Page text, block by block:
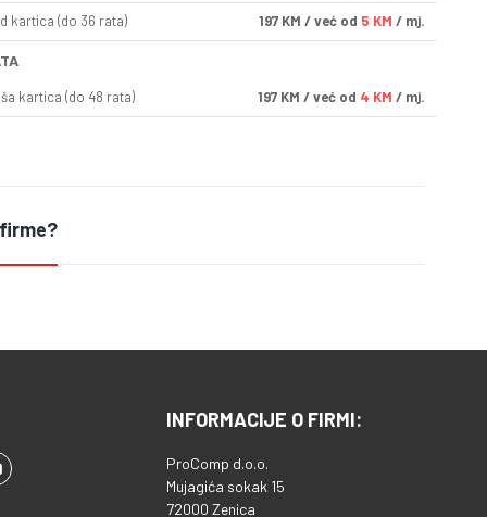
kartica (do 36 rata) 197 KM / već od 5 KM / mj.
kartica (do 48 rata) 197 KM / već od 4 KM / mj.
INFORMACIJE O FIRMI:
ProComp d.o.o.
Mujagića sokak 15
72000 Zenica